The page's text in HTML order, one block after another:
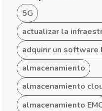
5G
actualizar la
adquirir un software
almacenamiento
almacenamiento
almacenamiento